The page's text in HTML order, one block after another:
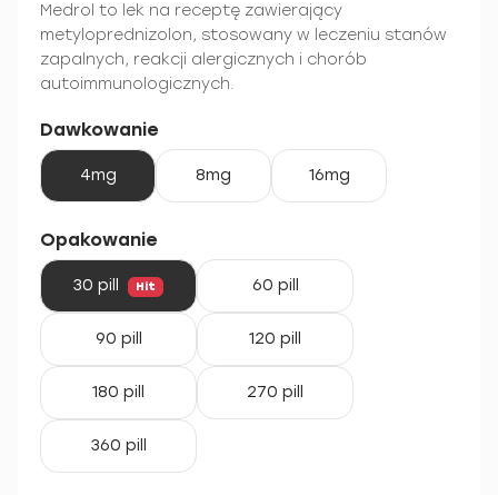
Medrol to lek na receptę zawierający
metyloprednizolon, stosowany w leczeniu stanów
zapalnych, reakcji alergicznych i chorób
autoimmunologicznych.
Dawkowanie
4mg 8mg 16mg
Opakowanie
30 pill Hit 60 pill
90 pill 120 pill
180 pill 270 pill
360 pill